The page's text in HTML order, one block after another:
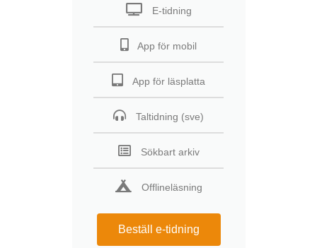
E-tidning
App för mobil
App för läsplatta
Taltidning (sve)
Sökbart arkiv
Offlineläsning
Beställ e-tidning